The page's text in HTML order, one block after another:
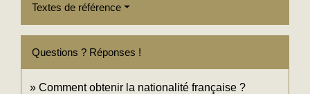
Textes de référence
Questions ? Réponses !
Comment obtenir la nationalité française ?